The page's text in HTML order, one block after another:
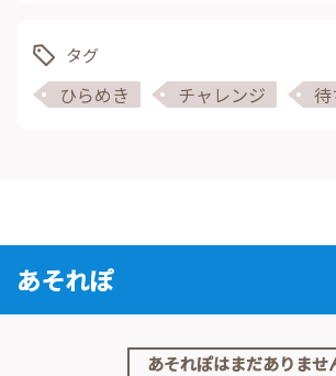
タグ
ひらめき チャレンジ 待
あそれぽ
あそれぽはまだありませ